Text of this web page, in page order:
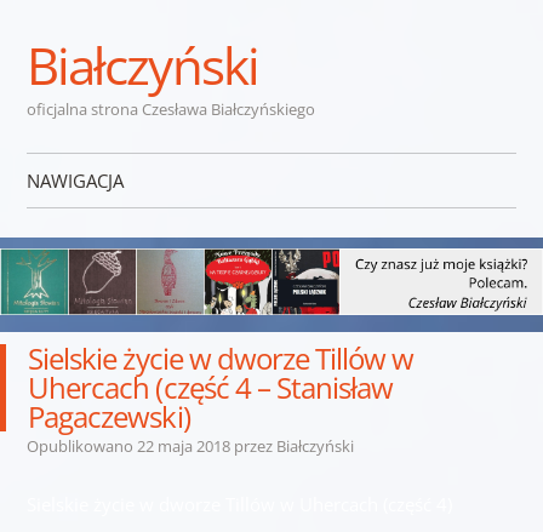
Białczyński
oficjalna strona Czesława Białczyńskiego
NAWIGACJA
Sielskie życie w dworze Tillów w
Uhercach (część 4 – Stanisław
Pagaczewski)
Opublikowano 22 maja 2018przez Białczyński